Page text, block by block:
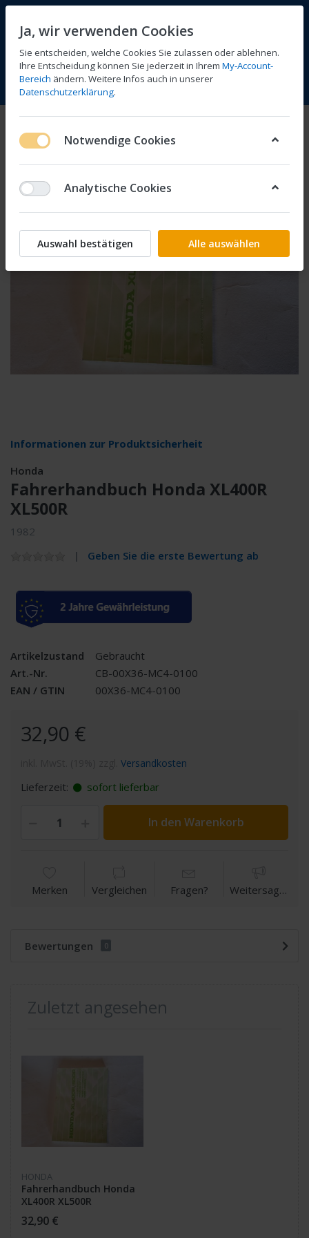
Menü Anmelden Vergleichen Wunschliste
Informationen zur Produktsicherheit
Honda
Fahrerhandbuch Honda XL400R
XL500R
1982
Geben Sie die erste Bewertung ab
Artikelzustand
Gebraucht
Art.-Nr.
CB-00X36-MC4-0100
EAN / GTIN
00X36-MC4-0100
32,90 €
Versandkosten
Lieferzeit: sofort lieferbar
In den Warenkorb
Merken Vergleichen Fragen? Weitersagen
Bewertungen 0
Zuletzt angesehen
HONDA
Fahrerhandbuch Honda
XL400R XL500R
32,90 €
Ja, wir verwenden Cookies
Sie entscheiden, welche Cookies Sie zulassen oder ablehnen.
Ihre Entscheidung können Sie jederzeit in Ihrem My-Account-
Bereich ändern. Weitere Infos auch in unserer
Datenschutzerklärung.
Notwendige Cookies
Analytische Cookies
Auswahl bestätigen Alle auswählen